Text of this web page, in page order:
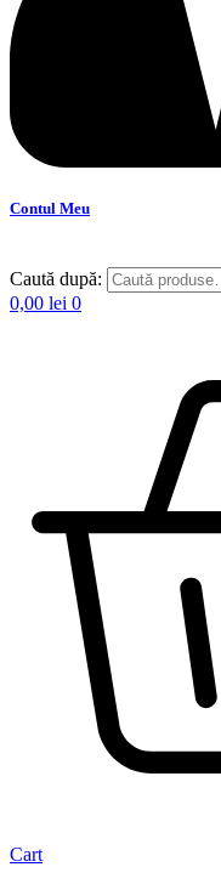
Contul Meu
Caută după:
0,00 lei 0
Cart